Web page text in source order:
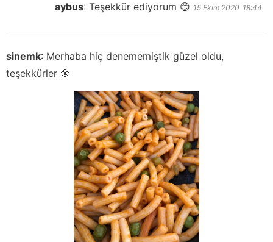
aybus: Teşekkür ediyorum 😊 15 Ekim 2020 18:44
sinemk: Merhaba hiç denememiştik güzel oldu,
teşekkürler 🌼